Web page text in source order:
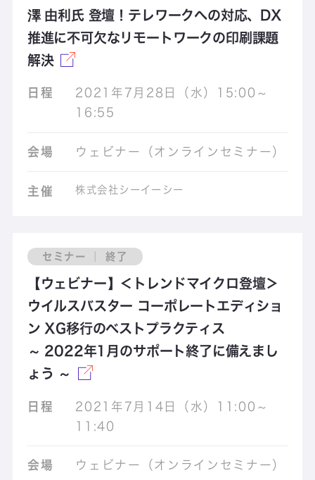
澤 由利氏 登壇！テレワークへの対応、DX
推進に不可欠なリモートワークの印刷課題
解決
日程
2021年7月28日（水）15:00～
16:55
会場 ウェビナー（オンラインセミナー）
主催 株式会社シーイーシー
セミナー ｜ 終了
【ウェビナー】＜トレンドマイクロ登壇＞
ウイルスバスター コーポレートエディショ
ン XG移行のベストプラクティス
～ 2022年1月のサポート終了に備えまし
ょう ～
日程
2021年7月14日（水）11:00～
11:40
会場 ウェビナー（オンラインセミナー）